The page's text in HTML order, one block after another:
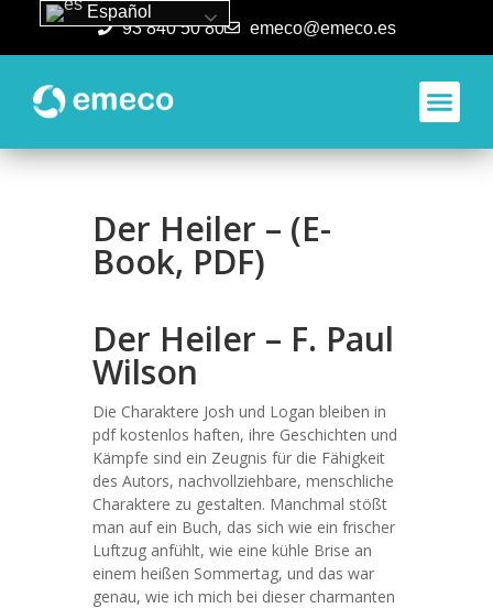
93 840 50 80 emeco@emeco.es
Der Heiler – (E-
Book, PDF)
Der Heiler – F. Paul
Wilson
Die Charaktere Josh und Logan bleiben in
pdf kostenlos haften, ihre Geschichten und
Kämpfe sind ein Zeugnis für die Fähigkeit
des Autors, nachvollziehbare, menschliche
Charaktere zu gestalten. Manchmal stößt
man auf ein Buch, das sich wie ein frischer
Luftzug anfühlt, wie eine kühle Brise an
einem heißen Sommertag, und das war
genau, wie ich mich bei dieser charmanten
Español